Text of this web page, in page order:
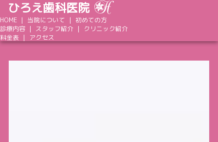
ひろえ歯科医院
HOME 当院について
初めての方
診療内容
スタッフ紹介
クリニック紹介
料金表
アクセス